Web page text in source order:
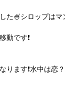
た🍧シロップはマ
動です❗️
ます❗️水中は